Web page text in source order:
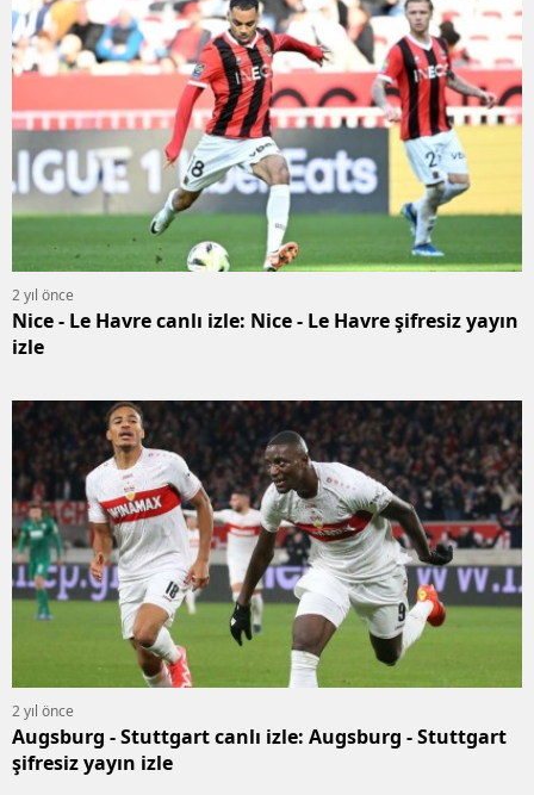
2 yıl önce
Nice - Le Havre canlı izle: Nice - Le Havre şifresiz yayın
izle
2 yıl önce
Augsburg - Stuttgart canlı izle: Augsburg - Stuttgart
şifresiz yayın izle